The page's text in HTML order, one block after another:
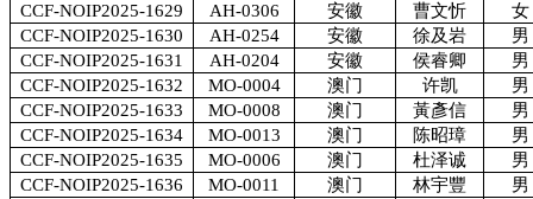
CCF-NOIP2025-1629
AH-0306 安徽 曹文忻
女
CCF-NOIP2025-1630
AH-0254 安徽 徐及岩
男
CCF-NOIP2025-1631
AH-0204 安徽 侯睿卿
男
CCF-NOIP2025-1632
MO-0004 澳门 许凯
男
CCF-NOIP2025-1633
MO-0008 澳门 黃彥信
男
CCF-NOIP2025-1634
MO-0013 澳门 陈昭璋
男
CCF-NOIP2025-1635
MO-0006 澳门 杜泽诚
男
CCF-NOIP2025-1636
MO-0011 澳门 林宇豐
男